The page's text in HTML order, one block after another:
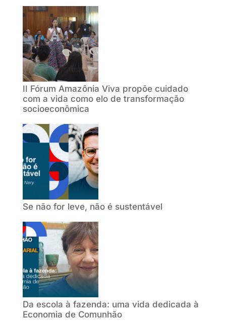
II Fórum Amazônia Viva propõe cuidado
com a vida como elo de transformação
socioeconômica
Se não for leve, não é sustentável
Da escola à fazenda: uma vida dedicada à
Economia de Comunhão